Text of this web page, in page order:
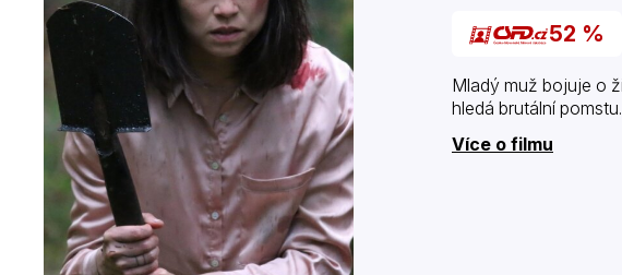
52 %
Mladý muž bojuje o
hledá brutální pomstu.
Více o filmu